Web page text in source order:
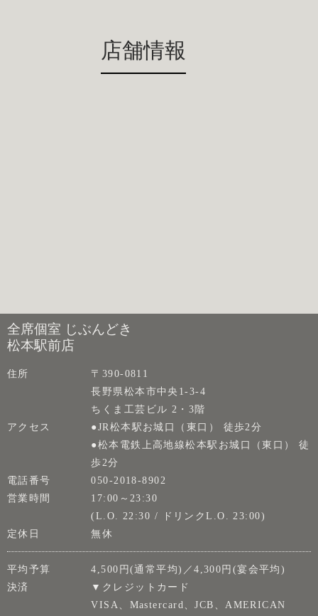
店舗情報
全席個室 じぶんどき
松本駅前店
住所
〒390-0811
長野県松本市中央1-3-4
ちくま工芸ビル 2・3階
アクセス
●JR松本駅お城口（東口） 徒歩2分
●松本電鉄上高地線松本駅お城口（東口） 徒
歩2分
電話番号
050-2018-8902
営業時間
17:00～23:30
(L.O. 22:30 / ドリンクL.O. 23:00)
定休日
無休
平均予算
4,500円(通常平均)／4,300円(宴会平均)
決済
▼クレジットカード
VISA、Mastercard、JCB、AMERICAN